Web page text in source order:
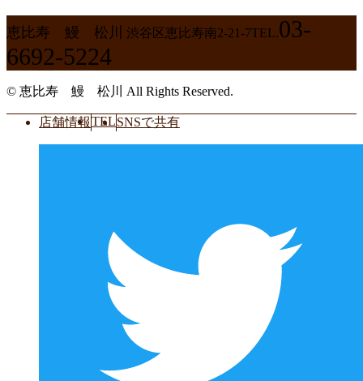
恵比寿 鰻 松川 渋谷区恵比寿南2-21-7TEL.03-
6692-5224
© 恵比寿 鰻 松川 All Rights Reserved.
店舗情報TELSNSで共有